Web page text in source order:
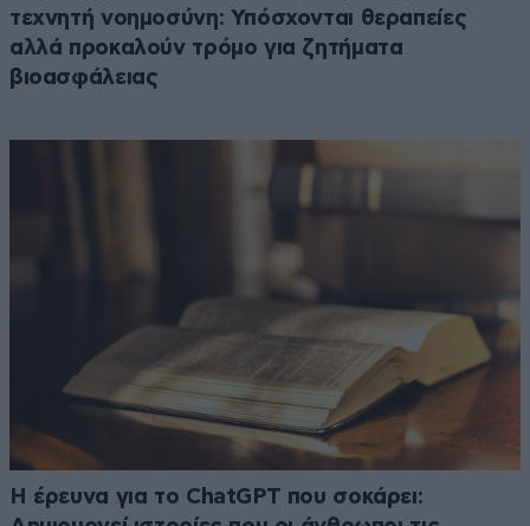
τεχνητή νοημοσύνη: Υπόσχονται θεραπείες
αλλά προκαλούν τρόμο για ζητήματα
βιοασφάλειας
H έρευνα για το ChatGPT που σοκάρει: